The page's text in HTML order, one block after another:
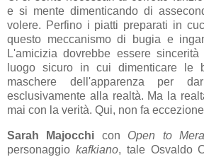
e si mente dimenticando di
volere. Perfino i piatti preparati in
questo meccanismo di bugia e
L'amicizia dovrebbe essere
luogo sicuro in cui dimenticare le
maschere dell'apparenza per
esclusivamente alla realtà. Ma la
mai con la verità. Qui, non fa
Sarah Majocchi con Open to
personaggio kafkiano, tale Osvaldo